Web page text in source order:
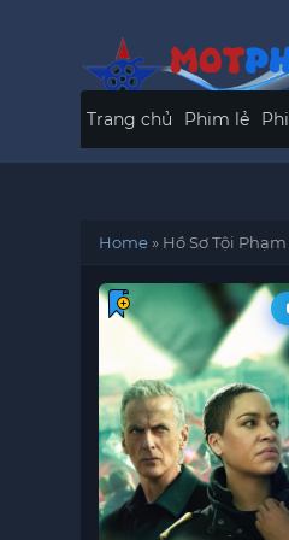
Trang chủ Phim lẻ
Home» Hồ Sơ Tội